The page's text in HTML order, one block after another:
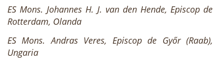
ES Mons. Johannes H. J. van den Hende, Episcop de
Rotterdam, Olanda
ES Mons. Andras Veres, Episcop de Győr (Raab),
Ungaria